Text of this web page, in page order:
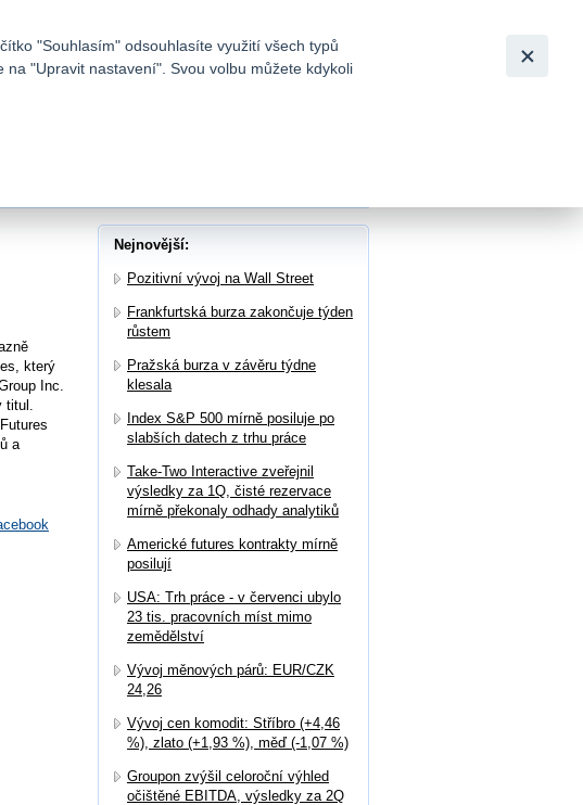
bez poplatků a
který
Inc.
titul.
a
Nejnovější:
Pozitivní vývoj na Wall Street
Frankfurtská burza zakončuje týden
růstem
Pražská burza v závěru týdne
klesala
Index S&P 500 mírně posiluje po
slabších datech z trhu práce
Take-Two Interactive zveřejnil
výsledky za 1Q, čisté rezervace
mírně překonaly odhady analytiků
Americké futures kontrakty mírně
posilují
USA: Trh práce - v červenci ubylo
23 tis. pracovních míst mimo
zemědělství
Vývoj měnových párů: EUR/CZK
24,26
Vývoj cen komodit: Stříbro (+4,46
%), zlato (+1,93 %), měď (-1,07 %)
Groupon zvýšil celoroční výhled
očištěné EBITDA, výsledky za 2Q
"Souhlasím" odsouhlasíte využití všech typů
"Upravit nastavení". Svou volbu můžete kdykoli